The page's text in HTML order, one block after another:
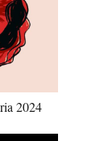
2024